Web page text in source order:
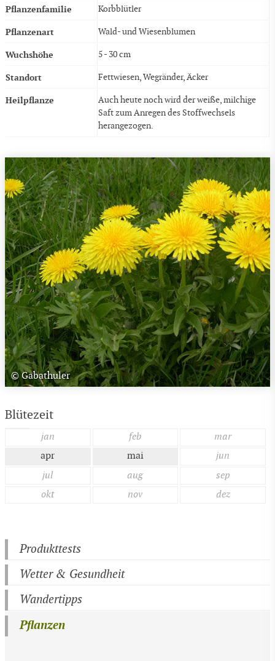
Pflanzenfamilie Korbblütler
Pflanzenart Wald- und Wiesenblumen
Wuchshöhe 5 - 30 cm
Standort Fettwiesen, Wegränder, Äcker
Heilpflanze
Auch heute noch wird der weiße, milchige
Saft zum Anregen des Stoffwechsels
herangezogen.
© Gabathuler
Blütezeit
jan feb
mar
apr
mai
jun
jul
aug
sep
okt
nov dez
Produkttests
Wetter & Gesundheit
Wandertipps
Pflanzen